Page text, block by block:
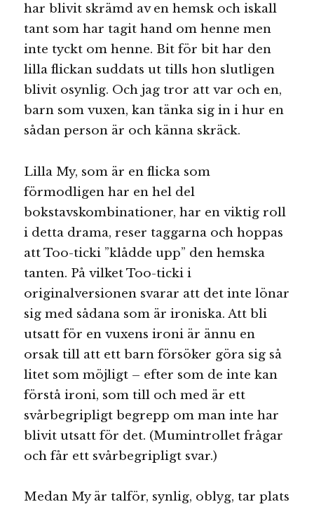
har blivit skrämd av en hemsk och iskall
tant som har tagit hand om henne men
inte tyckt om henne. Bit för bit har den
lilla flickan suddats ut tills hon slutligen
blivit osynlig. Och jag tror att var och en,
barn som vuxen, kan tänka sig in i hur en
sådan person är och känna skräck.
Lilla My, som är en flicka som
förmodligen har en hel del
bokstavskombinationer, har en viktig roll
i detta drama, reser taggarna och hoppas
att Too-ticki ”klådde upp” den hemska
tanten. På vilket Too-ticki i
originalversionen svarar att det inte lönar
sig med sådana som är ironiska. Att bli
utsatt för en vuxens ironi är ännu en
orsak till att ett barn försöker göra sig så
litet som möjligt – efter som de inte kan
förstå ironi, som till och med är ett
svårbegripligt begrepp om man inte har
blivit utsatt för det. (Mumintrollet frågar
och får ett svårbegripligt svar.)
Medan My är talför, synlig, oblyg, tar plats